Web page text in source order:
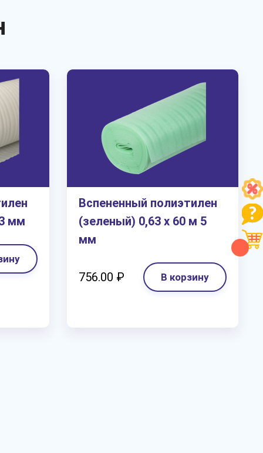
мм
Вспененный полиэтилен
(зеленый) 0,63 х 60 м 5
мм
756.00 ₽ В корзину